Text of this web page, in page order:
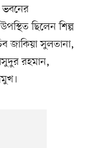
ভবনের
ছিলেন শিল্প
জাকিয়া সুলতানা,
রহমান,